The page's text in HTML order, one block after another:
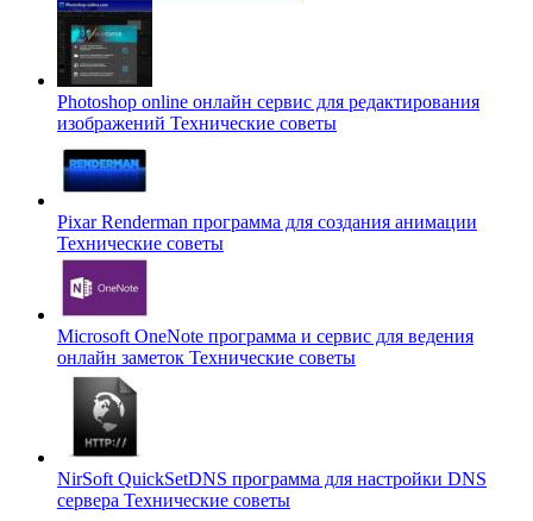
Photoshop online онлайн сервис для редактирования
изображений Технические советы
Pixar Renderman программа для создания анимации
Технические советы
Microsoft OneNote программа и сервис для ведения
онлайн заметок Технические советы
NirSoft QuickSetDNS программа для настройки DNS
сервера Технические советы